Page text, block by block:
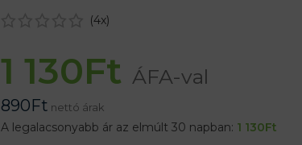
(4x)
1 130Ft ÁFA-val
890Ft nettó árak
A legalacsonyabb ár az elmúlt 30 napban: 1 130Ft